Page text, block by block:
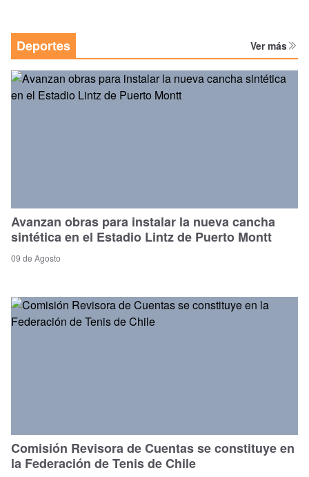
Deportes Ver más
Avanzan obras para instalar la nueva cancha
sintética en el Estadio Lintz de Puerto Montt
09 de Agosto
Comisión Revisora de Cuentas se constituye en
la Federación de Tenis de Chile